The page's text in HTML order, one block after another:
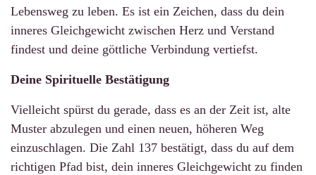
Lebensweg zu leben. Es ist ein Zeichen, dass du dein
inneres Gleichgewicht zwischen Herz und Verstand
findest und deine göttliche Verbindung vertiefst.
Deine Spirituelle Bestätigung
Vielleicht spürst du gerade, dass es an der Zeit ist, alte
Muster abzulegen und einen neuen, höheren Weg
einzuschlagen. Die Zahl 137 bestätigt, dass du auf dem
richtigen Pfad bist, dein inneres Gleichgewicht zu finden